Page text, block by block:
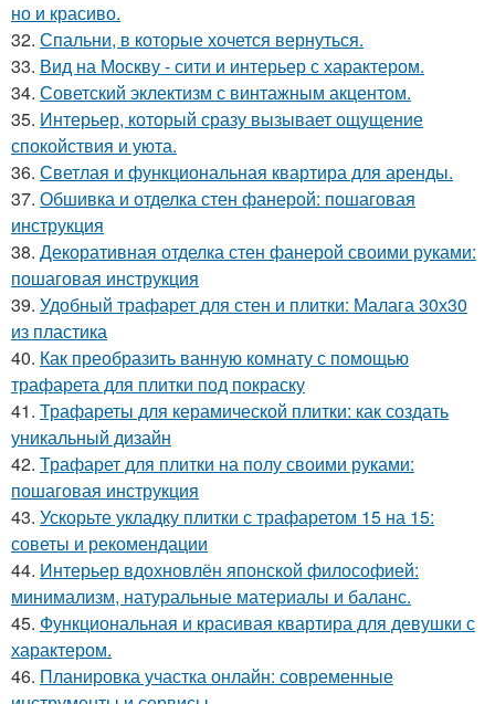
но и красиво.
32. Спальни, в которые хочется вернуться.
33. Вид на Москву - сити и интерьер с характером.
34. Советский эклектизм с винтажным акцентом.
35. Интерьер, который сразу вызывает ощущение
спокойствия и уюта.
36. Светлая и функциональная квартира для аренды.
37. Обшивка и отделка стен фанерой: пошаговая
инструкция
38. Декоративная отделка стен фанерой своими руками:
пошаговая инструкция
39. Удобный трафарет для стен и плитки: Малага 30х30
из пластика
40. Как преобразить ванную комнату с помощью
трафарета для плитки под покраску
41. Трафареты для керамической плитки: как создать
уникальный дизайн
42. Трафарет для плитки на полу своими руками:
пошаговая инструкция
43. Ускорьте укладку плитки с трафаретом 15 на 15:
советы и рекомендации
44. Интерьер вдохновлён японской философией:
минимализм, натуральные материалы и баланс.
45. Функциональная и красивая квартира для девушки с
характером.
46. Планировка участка онлайн: современные